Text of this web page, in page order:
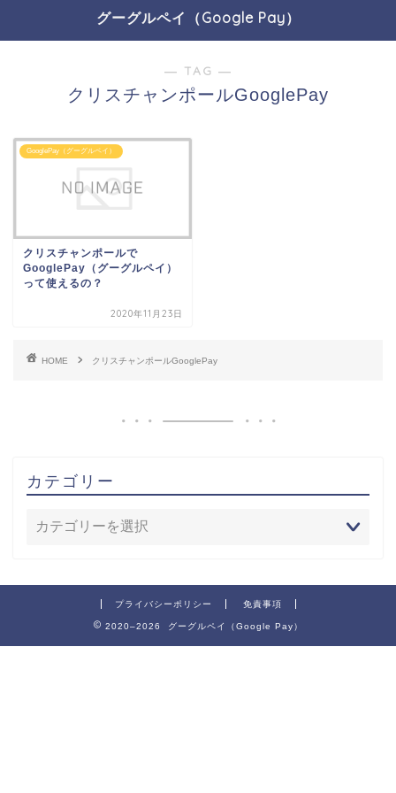
グーグルペイ（Google Pay）
― TAG ―
クリスチャンポールGooglePay
GooglePay（グーグルペイ）
クリスチャンポールで
GooglePay（グーグルペイ）
って使えるの？
2020年11月23日
HOME クリスチャンポールGooglePay
カテゴリー
プライバシーポリシー 免責事項
2020–2026 グーグルペイ（Google Pay）